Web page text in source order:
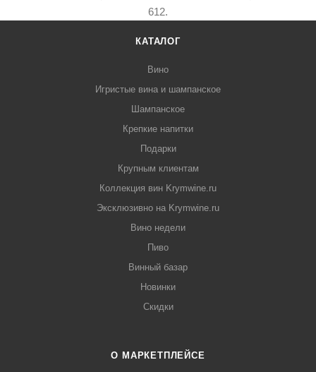
612.
КАТАЛОГ
Вино
Игристые вина и шампанское
Шампанское
Крепкие напитки
Подарки
Крупным клиентам
Коллекция вин Krymwine.ru
Эксклюзивно на Krymwine.ru
Вино недели
Пиво
Винный базар
Новинки
Скидки
О МАРКЕТПЛЕЙСЕ